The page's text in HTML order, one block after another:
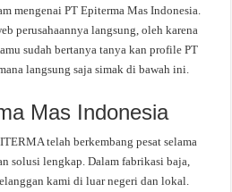
mengenai PT Epiterma Mas Indonesia.
perusahaannya langsung, oleh karena
sudah bertanya tanya kan profile PT
langsung saja simak di bawah ini.
Mas Indonesia
telah berkembang pesat selama
solusi lengkap. Dalam fabrikasi baja,
kami di luar negeri dan lokal.